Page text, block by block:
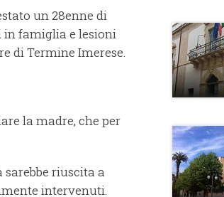
un 28enne di
in famiglia e lesioni
di Termine Imerese.
la madre, che per
sarebbe riuscita a
intervenuti.